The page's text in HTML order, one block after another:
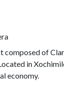
composed of
in
economy.